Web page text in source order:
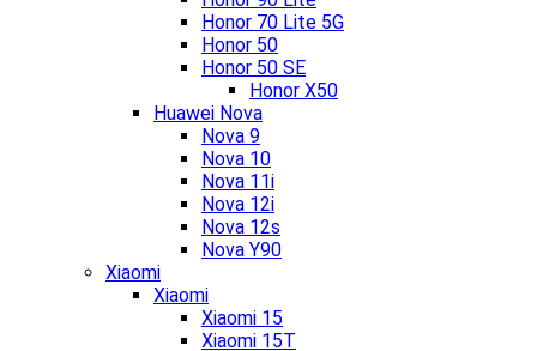
Honor 70 Lite 5G
Honor 50
Honor 50 SE
Honor X50
Huawei Nova
Nova 9
Nova 10
Nova 11i
Nova 12i
Nova 12s
Nova Y90
Xiaomi
Xiaomi
Xiaomi 15
Xiaomi 15T